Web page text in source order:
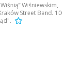
Wiśniewskim,
Street Band. 10